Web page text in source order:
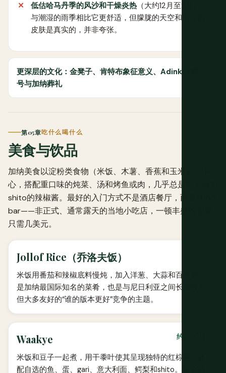
低估哈马丹季的风沙和干燥炎热 （大约12月至2月）：
与潮湿的雨季相比它更舒适，但朦胧的天空和干燥的
皮肤是真实的，并非夸张。
更深层的文化：金凳子、肯特布象征意义、Adinkra符
号与加纳葬礼
第05章吃什么喝什么
美食与饮品
加纳美食以淀粉类食物（米饭、木薯、香蕉和玉米）为中
心，搭配重口味的炖菜、汤和烤鱼或肉，几乎总是配上称为
shito的辣椒酱。最好的入门方式不是酒店餐厅，而是chop
bar——非正式、通常露天的当地小吃店，一顿丰盛的饭菜
只需几美元。
Jollof Rice（乔洛夫饭）
米饭用番茄和辣椒底料慢炖，加入洋葱、大蒜和百里香，
是加纳最国际知名的菜肴，也是与尼日利亚之间长期存在
但大多友好的“谁的版本更好”竞争的主题。
Waakye 约20 GH¢
米饭和豆子一起煮，用干黍叶使其呈现独特的红棕色，搭
配自选的鱼、蛋、gari、意大利面、鳄梨和shito。是全国